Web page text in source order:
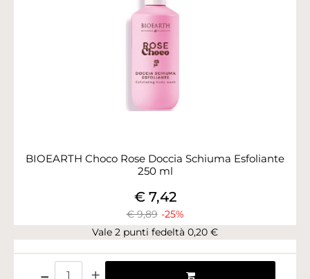
BIOEARTH Choco Rose Doccia Schiuma Esfoliante
250 ml
€ 9,89 -25%
€ 7,42
Vale 2 punti fedeltà 0,20 €